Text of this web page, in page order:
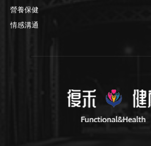
營養保健
情感溝通